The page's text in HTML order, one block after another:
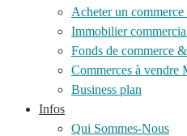
Acheter un
Immobilier
Fonds de commerce
Commerces à vendre
Business plan
Infos
Qui Sommes-Nous